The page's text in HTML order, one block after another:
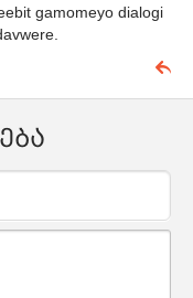
gamomeyo dialogi